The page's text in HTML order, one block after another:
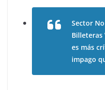
Sector
Billeteras
es más
impago